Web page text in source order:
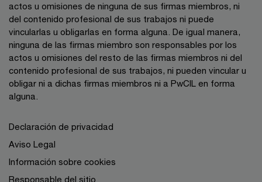
actos u omisiones de ninguna de sus firmas miembros, ni
del contenido profesional de sus trabajos ni puede
vincularlas u obligarlas en forma alguna. De igual manera,
ninguna de las firmas miembro son responsables por los
actos u omisiones del resto de las firmas miembros ni del
contenido profesional de sus trabajos, ni pueden vincular u
obligar ni a dichas firmas miembros ni a PwCIL en forma
alguna.
Declaración de privacidad
Aviso Legal
Información sobre cookies
Responsable del sitio